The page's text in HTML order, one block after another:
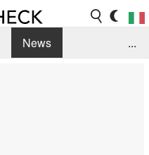
News
...